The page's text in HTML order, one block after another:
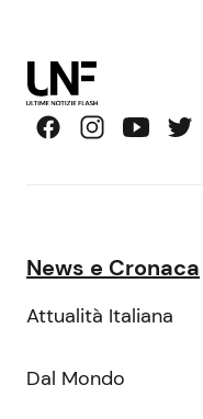
News e Cronaca
Attualità Italiana
Dal Mondo